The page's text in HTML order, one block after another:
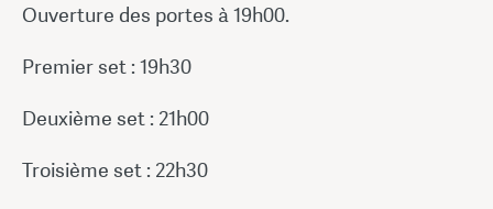
Ouverture des portes à 19h00.
Premier set : 19h30
Deuxième set : 21h00
Troisième set : 22h30